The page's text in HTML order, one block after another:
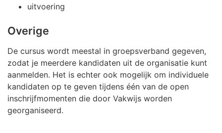
uitvoering
Overige
De cursus wordt meestal in groepsverband gegeven,
zodat je meerdere kandidaten uit de organisatie kunt
aanmelden. Het is echter ook mogelijk om individuele
kandidaten op te geven tijdens één van de open
inschrijfmomenten die door Vakwijs worden
georganiseerd.